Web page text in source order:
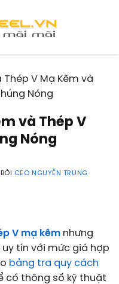
Thép V Mạ Kẽm và
Nóng
và Thép V
Nóng
BỞI
CEO NGUYỄN TRUNG
V mạ kẽm nhưng
tín với mức giá hợp
bảng tra quy cách
có thông số kỹ thuật